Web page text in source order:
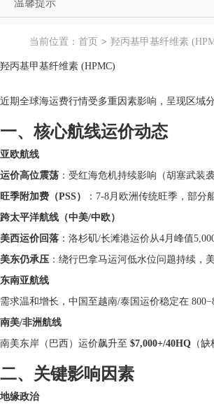
温馨提示
当前位置： 首页 羟丙基甲基纤维素
羟丙基甲基纤维素 (HPMC)
近期全球海运费行情受多重因素影响，呈现区域
一、核心航线运价动态
亚欧航线
运价高位震荡 ：受红海危机持续影响（胡塞武装
旺季附加费（PSS）
：7-8月欧洲传统旺季，部分
跨太平洋航线（中美/中欧）
美西运价回落 ：洛杉矶/长滩港运价从4月峰值
美东仍承压 ：绕行巴拿马运河低水位问题持续，
东南亚航线
需求温和增长，中国至越南/泰国运价稳定在
南美/非洲航线
南美东岸（巴西）运价飙升至 $7,000+/40HQ （
二、关键影响因素
地缘政治